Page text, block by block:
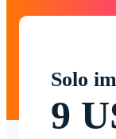
Solo
9